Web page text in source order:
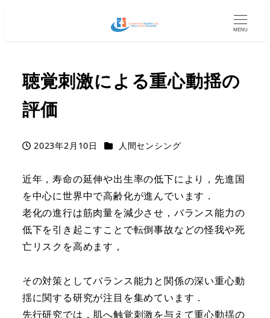
MENU
聴覚刺激による重心動揺の
評価
投稿日
2023年2月10日 カテゴリー
人間センシング
近年，寿命の延伸や出生率の低下により，先進国
を中心に世界中で高齢化が進んでいます．
老化の進行は筋肉量を減少させ，バランス能力の
低下を引き起こすことで転倒事故などの怪我や死
亡リスクを高めます，
その対策としてバランス能力と関係の深い重心動
揺に関する研究が注目を集めています．
先行研究では，肌へ触覚刺激を与えて重心動揺の